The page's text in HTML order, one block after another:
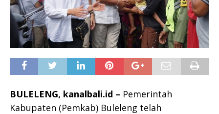
BULELENG, kanalbali.id – Pemerintah
Kabupaten (Pemkab) Buleleng telah